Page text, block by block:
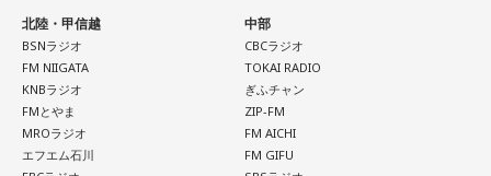
北陸・甲信越
BSNラジオ
FM NIIGATA
KNBラジオ
FMとやま
MROラジオ
エフエム石川
中部
CBCラジオ
TOKAI RADIO
ぎふチャン
ZIP-FM
FM AICHI
FM GIFU